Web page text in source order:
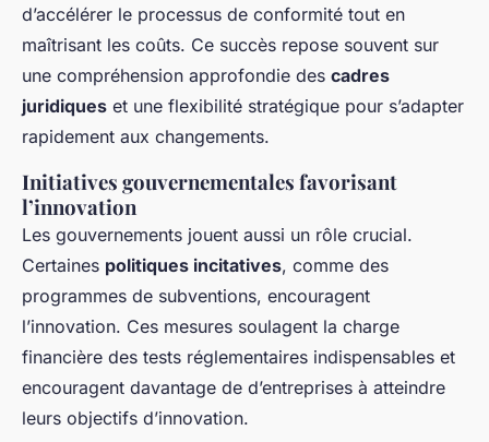
d’accélérer le processus de conformité tout en
maîtrisant les coûts. Ce succès repose souvent sur
une compréhension approfondie des cadres
juridiques et une flexibilité stratégique pour s’adapter
rapidement aux changements.
Initiatives gouvernementales favorisant
l’innovation
Les gouvernements jouent aussi un rôle crucial.
Certaines politiques incitatives, comme des
programmes de subventions, encouragent
l’innovation. Ces mesures soulagent la charge
financière des tests réglementaires indispensables et
encouragent davantage de d’entreprises à atteindre
leurs objectifs d’innovation.